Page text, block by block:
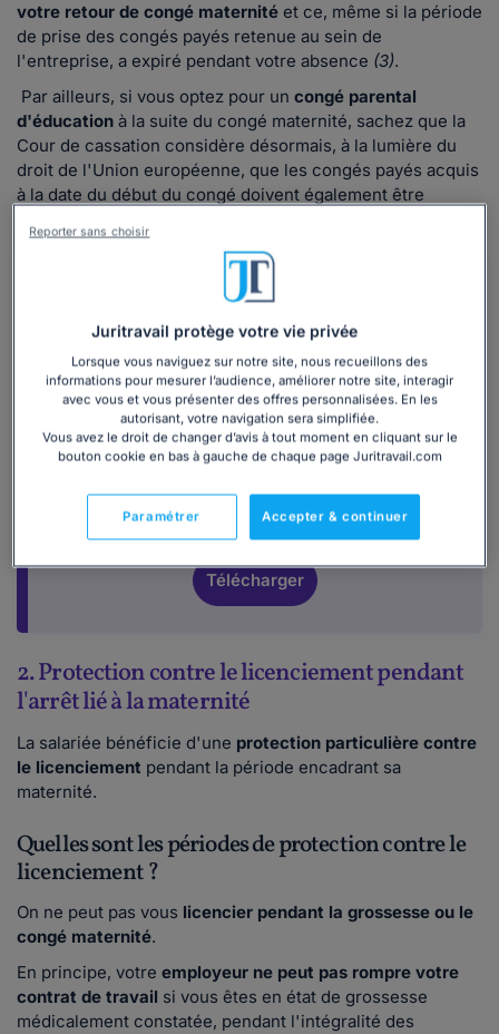
votre retour de congé maternité et ce, même si la période
de prise des congés payés retenue au sein de
l'entreprise, a expiré pendant votre absence (3).
Par ailleurs, si vous optez pour un congé parental
d'éducation à la suite du congé maternité, sachez que la
Cour de cassation considère désormais, à la lumière du
droit de l'Union européenne, que les congés payés acquis
à la date du début du congé doivent également être
Obtenez le dossier sur les congés payés
Salariées, vous souhaitez obtenir davantage
d'informations sur vos droits relatifs aux
Télécharger
2. Protection contre le licenciement pendant
l'arrêt lié à la maternité
La salariée bénéficie d'une protection particulière contre
le licenciement pendant la période encadrant sa
maternité.
Quelles sont les périodes de protection contre le
licenciement ?
On ne peut pas vous licencier pendant la grossesse ou le
congé maternité.
En principe, votre employeur ne peut pas rompre votre
contrat de travail si vous êtes en état de grossesse
médicalement constatée, pendant l'intégralité des
Juritravail protège votre vie privée
Lorsque vous naviguez sur notre site, nous recueillons des
informations pour mesurer l’audience, améliorer notre site, interagir
avec vous et vous présenter des offres personnalisées. En les
autorisant, votre navigation sera simplifiée.
Vous avez le droit de changer d’avis à tout moment en cliquant sur le
bouton cookie en bas à gauche de chaque page Juritravail.com
Accepter & continuer
Paramétrer
Reporter sans choisir